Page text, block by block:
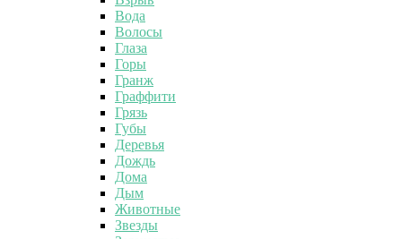
Вода
Волосы
Глаза
Горы
Гранж
Граффити
Грязь
Губы
Деревья
Дождь
Дома
Дым
Животные
Звезды